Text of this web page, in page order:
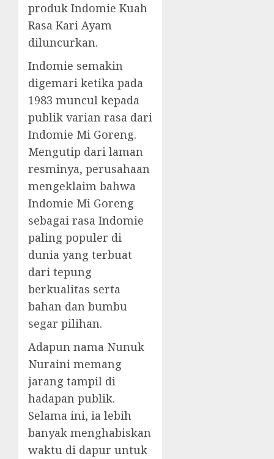
produk Indomie Kuah
Rasa Kari Ayam
diluncurkan.
Indomie semakin
digemari ketika pada
1983 muncul kepada
publik varian rasa dari
Indomie Mi Goreng.
Mengutip dari laman
resminya, perusahaan
mengeklaim bahwa
Indomie Mi Goreng
sebagai rasa Indomie
paling populer di
dunia yang terbuat
dari tepung
berkualitas serta
bahan dan bumbu
segar pilihan.
Adapun nama Nunuk
Nuraini memang
jarang tampil di
hadapan publik.
Selama ini, ia lebih
banyak menghabiskan
waktu di dapur untuk